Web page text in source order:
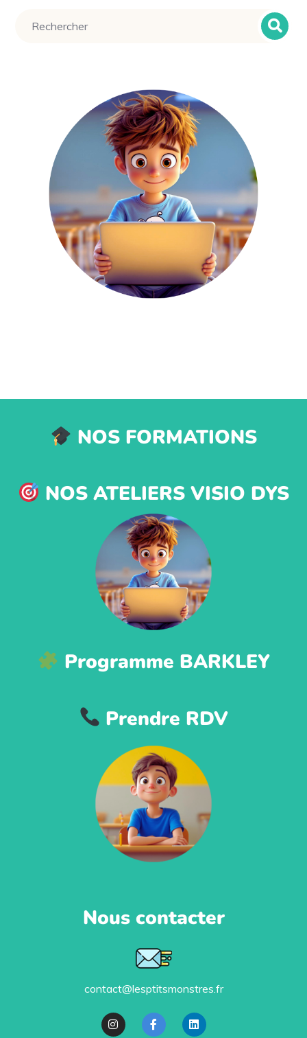
NOS FORMATIONS
NOS ATELIERS VISIO DYS
Programme BARKLEY
Prendre RDV
Nous contacter
contact@lesptitsmonstres.fr